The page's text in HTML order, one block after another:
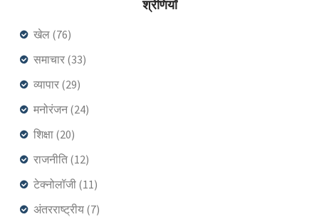
श्रेणियाँ
खेल (76)
समाचार (33)
व्यापार (29)
मनोरंजन(24)
शिक्षा (20)
राजनीति (12)
टेक्नोलॉजी (11)
अंतरराष्ट्रीय (7)